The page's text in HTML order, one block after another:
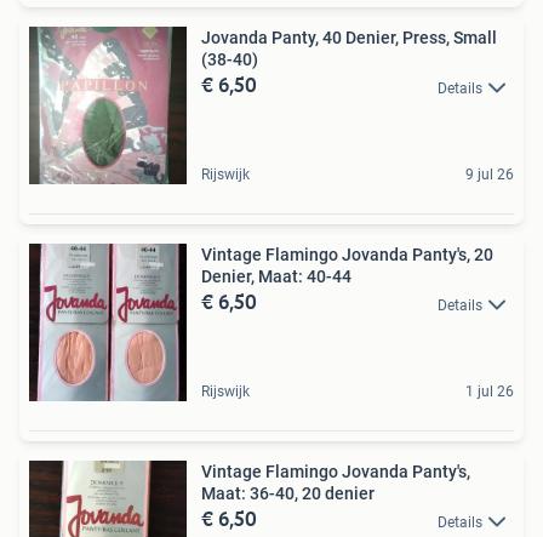
Jovanda Panty, 40 Denier, Press, Small
(38-40)
€ 6,50 Details
Rijswijk 9 jul 26
Vintage Flamingo Jovanda Panty's, 20
Denier, Maat: 40-44
€ 6,50 Details
Rijswijk 1 jul 26
Vintage Flamingo Jovanda Panty's,
Maat: 36-40, 20 denier
€ 6,50 Details